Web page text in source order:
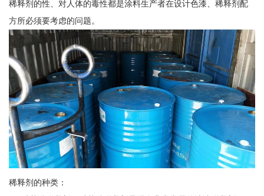
稀释剂的性、对人体的毒性都是涂料生产者在设计色漆、稀释剂配
方所必须要考虑的问题。
稀释剂的种类：